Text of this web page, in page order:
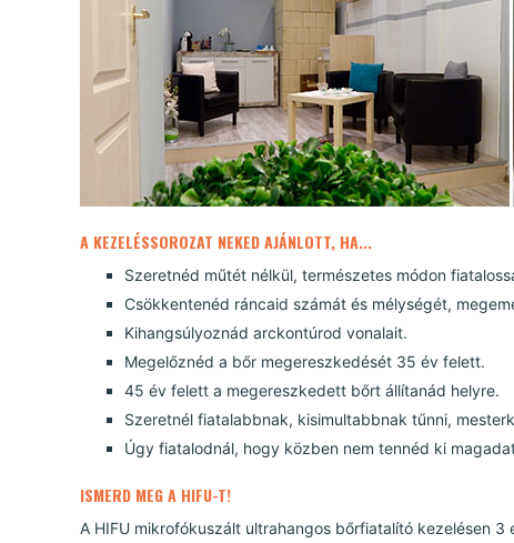
A KEZELÉSSOROZAT NEKED AJÁNLOTT, HA...
Szeretnéd műtét nélkül, természetes módon
Csökkentenéd ráncaid számát és mélységét,
Kihangsúlyoznád arckontúrod vonalait.
Megelőznéd a bőr megereszkedését 35 év felett.
45 év felett a megereszkedett bőrt állítanád helyre.
Szeretnél fiatalabbnak, kisimultabbnak tűnni,
Úgy fiatalodnál, hogy közben nem tennéd ki
ISMERD MEG A HIFU-T!
A HIFU mikrofókuszált ultrahangos bőrfiatalító kezelésen